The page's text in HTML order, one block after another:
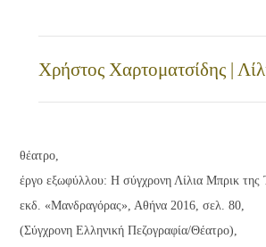
Χρήστος Χαρτοματσίδης |
θέατρο,
έργο εξωφύλλου: Η σύγχρονη Λίλια Μπρικ της
εκδ. «Μανδραγόρας», Αθήνα 2016, σελ. 80,
(Σύγχρονη Ελληνική Πεζογραφία/Θέατρο),